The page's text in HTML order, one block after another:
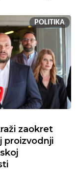
POLITIKA
zaokret
proizvodnji